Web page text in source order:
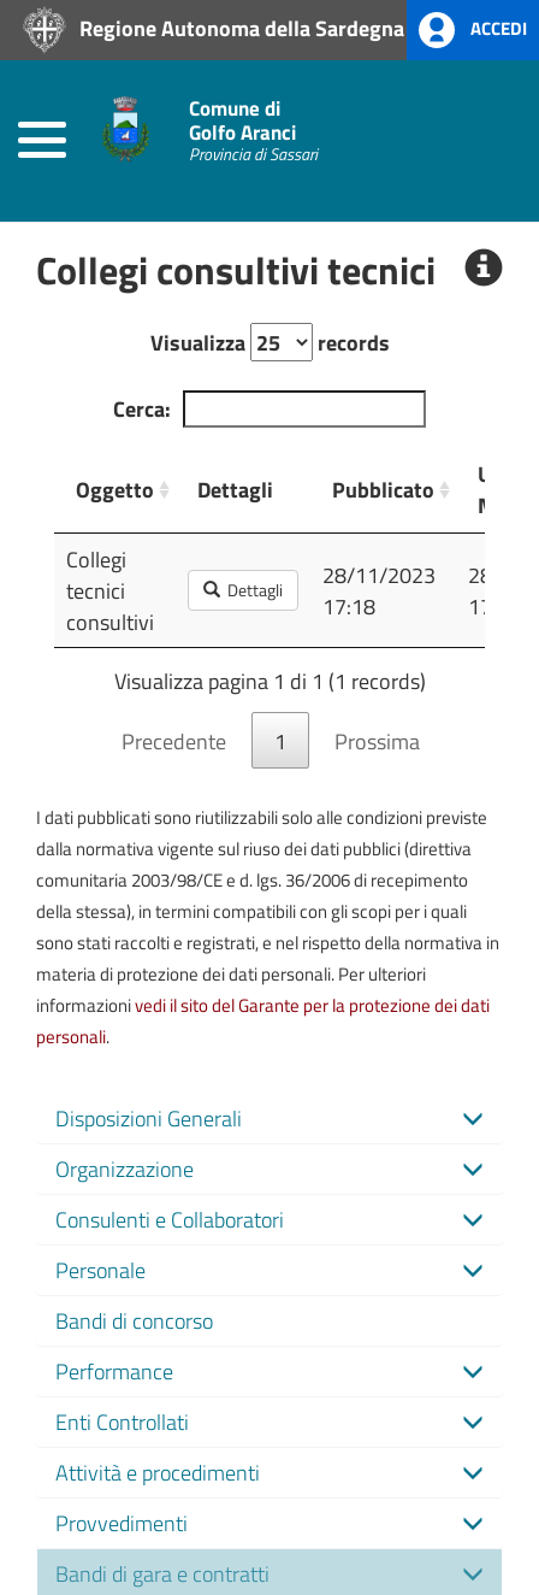
Regione Autonoma della Sardegna ACCEDI
Comune di
Golfo Aranci
Provincia di Sassari
Home
Prevenzione
alla
Corruzione
Amministrazione
Trasparente
Collegi consultivi tecnici
Visualizza
records
Cerca:
Oggetto Dettagli Pubblicato
Oggetto
Collegi
tecnici
consultivi
Dettagli
28/11/2023
17:18
28/11/
17:18
Visualizza pagina 1 di 1 (1 records)
Precedente
1 Prossima
I dati pubblicati sono riutilizzabili solo alle condizioni previste
dalla normativa vigente sul riuso dei dati pubblici (direttiva
comunitaria 2003/98/CE e d. lgs. 36/2006 di recepimento
della stessa), in termini compatibili con gli scopi per i quali
sono stati raccolti e registrati, e nel rispetto della normativa in
materia di protezione dei dati personali. Per ulteriori
informazionivedi il sito del Garante per la protezione dei dati
personali.
Disposizioni Generali
Organizzazione
Consulenti e Collaboratori
Personale
Bandi di concorso
Performance
Enti Controllati
Attività e procedimenti
Provvedimenti
Bandi di gara e contratti